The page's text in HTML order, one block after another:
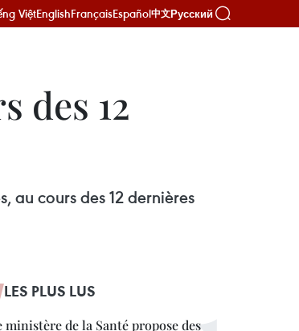
ViệtEnglishFrançaisEspañol中文Русский
des 12
au cours des 12 dernières
LES PLUS LUS
ministère de la Santé propose des